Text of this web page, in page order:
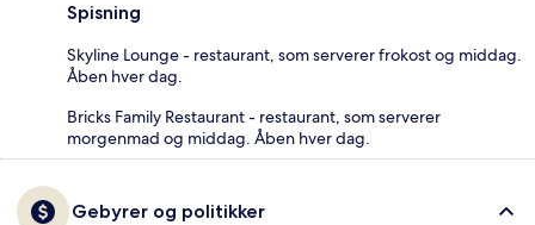
Spisning
Skyline Lounge - restaurant, som serverer frokost og middag.
Åben hver dag.
Bricks Family Restaurant - restaurant, som serverer
morgenmad og middag. Åben hver dag.
Gebyrer og politikker